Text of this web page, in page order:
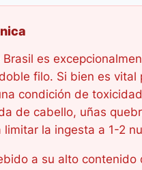
es
filo. Si bien es vital
condición de
de cabello, uñas
limitar la ingesta a 1-2
a su alto contenido